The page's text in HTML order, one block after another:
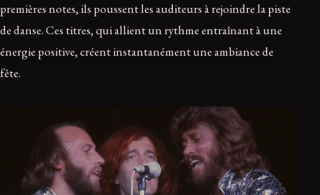
premières notes, ils poussent les auditeurs à rejoindre la piste
de danse. Ces titres, qui allient un rythme entraînant à une
énergie positive, créent instantanément une ambiance de
fête.